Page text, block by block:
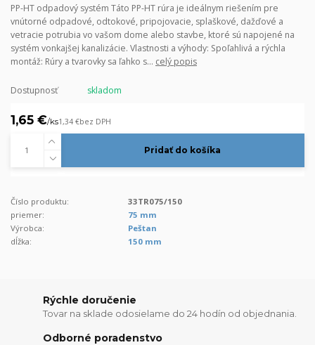
PP-HT odpadový systém Táto PP-HT rúra je ideálnym riešením pre
vnútorné odpadové, odtokové, pripojovacie, splaškové, dažďové a
vetracie potrubia vo vašom dome alebo stavbe, ktoré sú napojené na
systém vonkajšej kanalizácie. Vlastnosti a výhody: Spoľahlivá a rýchla
montáž: Rúry a tvarovky sa ľahko s... celý popis
Dostupnosť skladom
1,65 €/ks1,34 €bez DPH
Pridať do košíka
Číslo produktu:
33TR075/150
priemer:
75 mm
Výrobca:
Peštan
dĺžka:
150 mm
Rýchle doručenie
Tovar na sklade odosielame do 24 hodín od objednania.
Odborné poradenstvo